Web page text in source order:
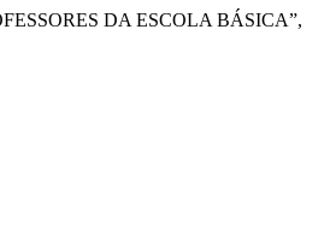
DA ESCOLA BÁSICA”,